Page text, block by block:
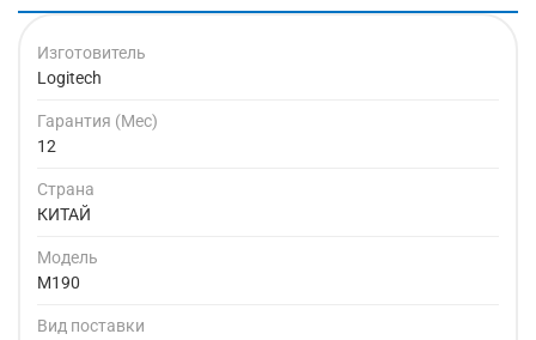
Изготовитель
Logitech
Гарантия (Мес)
12
Страна
КИТАЙ
Модель
M190
Вид поставки